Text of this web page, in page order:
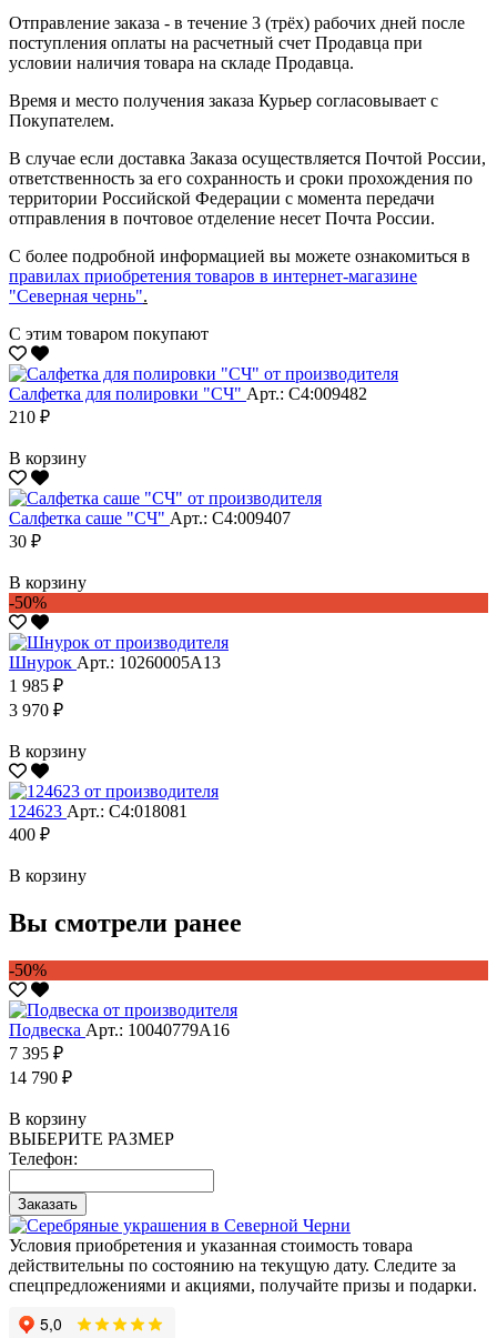
Отправление заказа - в течение 3 (трёх) рабочих дней после
поступления оплаты на расчетный счет Продавца при
условии наличия товара на складе Продавца.
Время и место получения заказа Курьер согласовывает с
Покупателем.
В случае если доставка Заказа осуществляется Почтой России,
ответственность за его сохранность и сроки прохождения по
территории Российской Федерации с момента передачи
отправления в почтовое отделение несет Почта России.
С более подробной информацией вы можете ознакомиться в
правилах приобретения товаров в интернет-магазине
"Северная чернь".
С этим товаром покупают
Салфетка для полировки "CЧ" Арт.: С4:009482
210 ₽
В корзину
Салфетка саше "CЧ" Арт.: С4:009407
30 ₽
В корзину
-50%
Шнурок Арт.: 10260005А13
1 985 ₽
3 970 ₽
В корзину
124623 Арт.: С4:018081
400 ₽
В корзину
Вы смотрели ранее
-50%
Подвеска Арт.: 10040779А16
7 395 ₽
14 790 ₽
В корзину
ВЫБЕРИТЕ РАЗМЕР
Телефон:
Заказать
Условия приобретения и указанная стоимость товара
действительны по состоянию на текущую дату. Следите за
спецпредложениями и акциями, получайте призы и подарки.